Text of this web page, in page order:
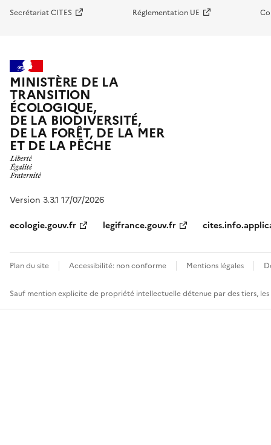
Secrétariat CITES Réglementation UE
MINISTÈRE DE LA
TRANSITION
ÉCOLOGIQUE,
DE LA BIODIVERSITÉ,
DE LA FORÊT, DE LA MER
ET DE LA PÊCHE
Version 3.3.1 17/07/2026
ecologie.gouv.fr
legifrance.gouv.fr
Plan du site Accessibilité: non conforme Mentions légales
Sauf mention explicite de propriété intellectuelle détenue par des tiers,